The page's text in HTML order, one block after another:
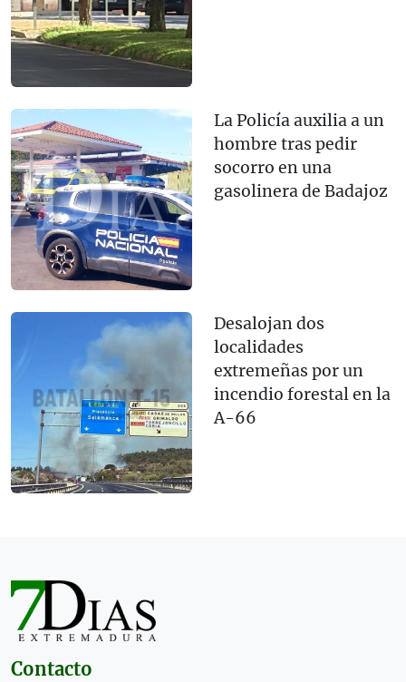
La Policía auxilia a un
hombre tras pedir
socorro en una
gasolinera de Badajoz
Desalojan dos
localidades
extremeñas por un
incendio forestal en la
A-66
Contacto